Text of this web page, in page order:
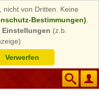
nicht von Dritten. Keine
Bestimmungen)
Einstellungen (z.b.
Verwerfen